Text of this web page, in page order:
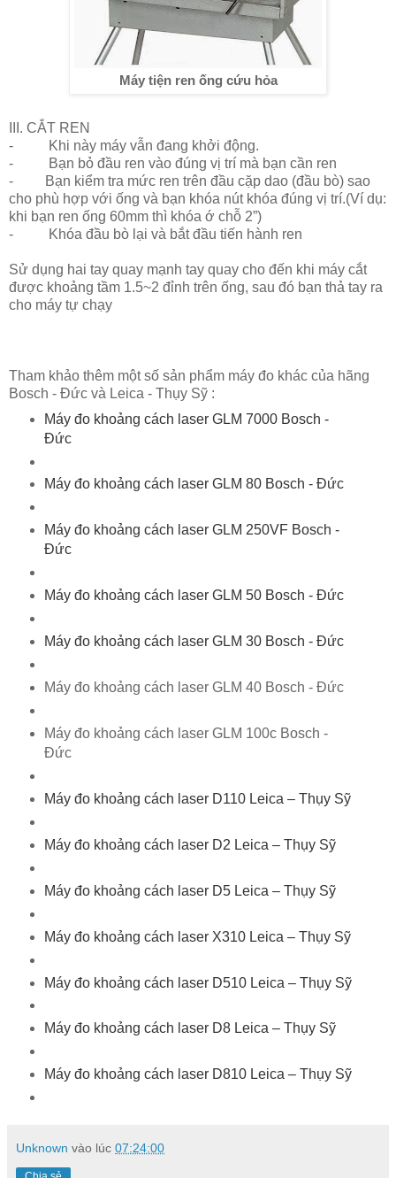
Máy tiện ren ống cứu hỏa
III. CẮT REN
- Khi này máy vẫn đang khởi động.
- Bạn bỏ đầu ren vào đúng vị trí mà bạn cần ren
- Bạn kiểm tra mức ren trên đầu cặp dao (đầu bò) sao
cho phù hợp với ống và bạn khóa nút khóa đúng vị trí.(Ví dụ:
khi bạn ren ống 60mm thì khóa ớ chỗ 2”)
- Khóa đầu bò lại và bắt đầu tiến hành ren
Sử dụng hai tay quay mạnh tay quay cho đến khi máy cắt
được khoảng tầm 1.5~2 đỉnh trên ống, sau đó bạn thả tay ra
cho máy tự chạy
Tham khảo thêm một số sản phẩm máy đo khác của hãng
Bosch - Đức và Leica - Thụy Sỹ :
Máy đo khoảng cách laser GLM 7000 Bosch -
Đức
Máy đo khoảng cách laser GLM 80 Bosch - Đức
Máy đo khoảng cách laser GLM 250VF Bosch -
Đức
Máy đo khoảng cách laser GLM 50 Bosch - Đức
Máy đo khoảng cách laser GLM 30 Bosch - Đức
Máy đo khoảng cách laser GLM 40 Bosch - Đức
Máy đo khoảng cách laser GLM 100c Bosch -
Đức
Máy đo khoảng cách laser D110 Leica – Thụy Sỹ
Máy đo khoảng cách laser D2 Leica – Thụy Sỹ
Máy đo khoảng cách laser D5 Leica – Thụy Sỹ
Máy đo khoảng cách laser X310 Leica – Thụy Sỹ
Máy đo khoảng cách laser D510 Leica – Thụy Sỹ
Máy đo khoảng cách laser D8 Leica – Thụy Sỹ
Máy đo khoảng cách laser D810 Leica – Thụy Sỹ
Unknown vào lúc 07:24:00